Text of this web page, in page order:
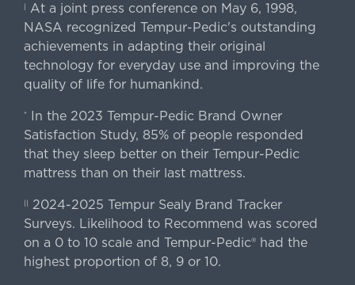
| At a joint press conference on May 6, 1998,
NASA recognized Tempur-Pedic's outstanding
achievements in adapting their original
technology for everyday use and improving the
quality of life for humankind.
*
In the 2023 Tempur-Pedic Brand Owner
Satisfaction Study, 85% of people responded
that they sleep better on their Tempur-Pedic
mattress than on their last mattress.
|| 2024-2025 Tempur Sealy Brand Tracker
Surveys. Likelihood to Recommend was scored
on a 0 to 10 scale and Tempur-Pedic® had the
highest proportion of 8, 9 or 10.